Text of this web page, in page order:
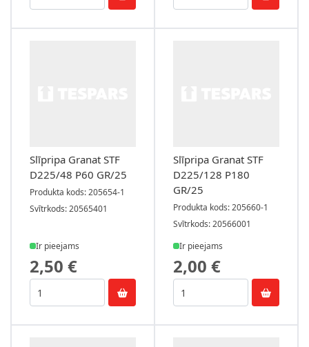
Slīpripa Granat STF
D225/48 P60 GR/25
Produkta kods: 205654-1
Svītrkods: 20565401
Ir pieejams
2,50 €
Slīpripa Granat STF
D225/128 P180
GR/25
Produkta kods: 205660-1
Svītrkods: 20566001
Ir pieejams
2,00 €